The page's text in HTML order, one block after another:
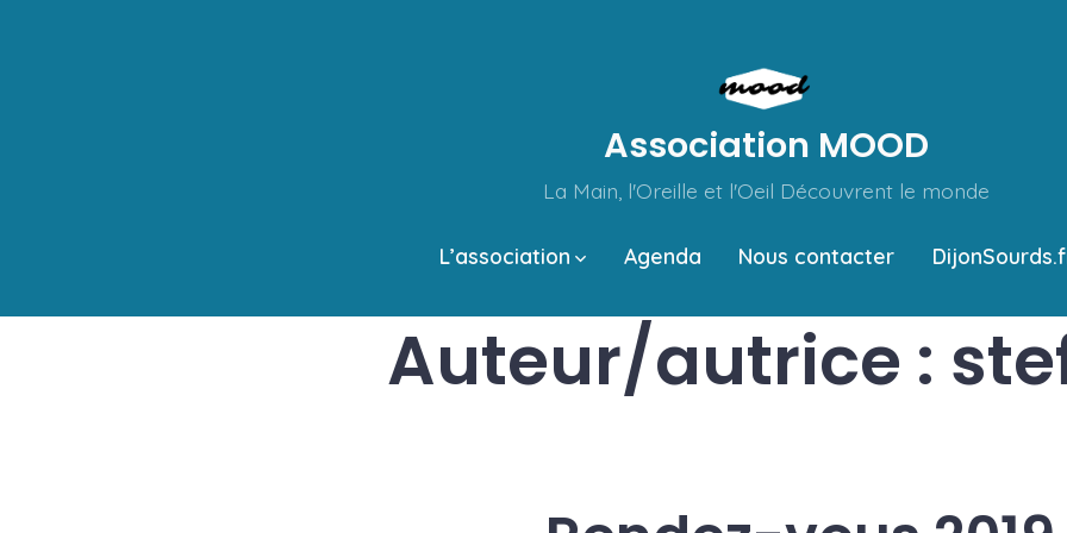
Association MOOD
La Main, l'Oreille et l'Oeil Découvrent le monde
L’association Agenda Nous contacter
Auteur/autrice :